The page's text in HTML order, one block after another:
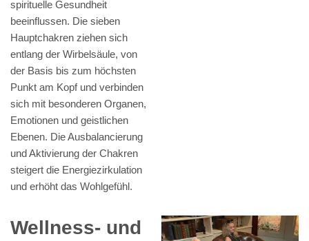
spirituelle Gesundheit
beeinflussen. Die sieben
Hauptchakren ziehen sich
entlang der Wirbelsäule, von
der Basis bis zum höchsten
Punkt am Kopf und verbinden
sich mit besonderen Organen,
Emotionen und geistlichen
Ebenen. Die Ausbalancierung
und Aktivierung der Chakren
steigert die Energiezirkulation
und erhöht das Wohlgefühl.
Wellness- und